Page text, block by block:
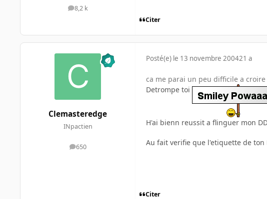
8,2 k
messages
Citer
Clemasteredge
INpactien
650
messages
Posté(e) le 13 novembre 200421 a
ca me parai un peu difficile a
Detrompe toi
H'ai bienn reussit a flinguer mon
Au fait verifie que l'etiquette de ton
Citer